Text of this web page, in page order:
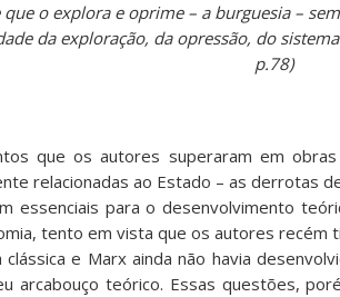
que o explora e oprime – a burguesia –
da exploração, da opressão, do
p.78)
que os autores superaram em
relacionadas ao Estado – as derrotas
essenciais para o desenvolvimento
tento em vista que os autores recém
clássica e Marx ainda não havia
arcabouço teórico. Essas questões,